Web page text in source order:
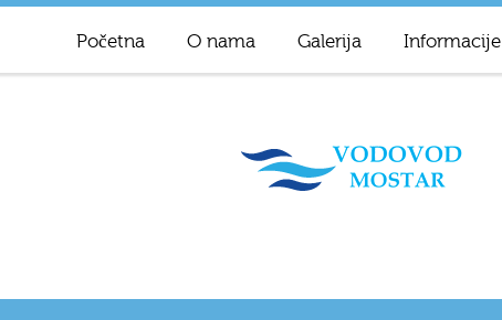
Početna O nama Galerija Informacije